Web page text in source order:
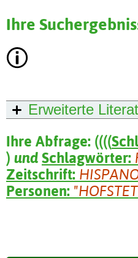
Ihre
Erweiterte
Ihre Abfrage: ((((
) und Schlagwörter:
Zeitschrift:
Personen: